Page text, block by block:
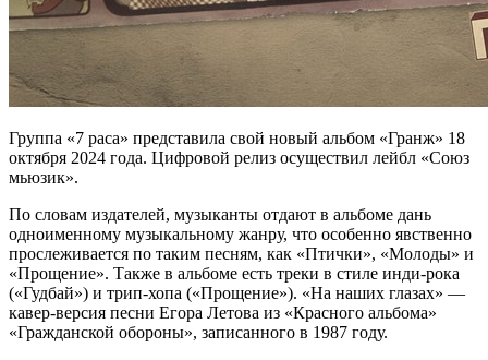
Группа «7 раса» представила свой новый альбом «Гранж» 18
октября 2024 года. Цифровой релиз осуществил лейбл «Союз
мьюзик».
По словам издателей, музыканты отдают в альбоме дань
одноименному музыкальному жанру, что особенно явственно
прослеживается по таким песням, как «Птички», «Молоды» и
«Прощение». Также в альбоме есть треки в стиле инди-рока
(«Гудбай») и трип-хопа («Прощение»). «На наших глазах» —
кавер-версия песни Егора Летова из «Красного альбома»
«Гражданской обороны», записанного в 1987 году.